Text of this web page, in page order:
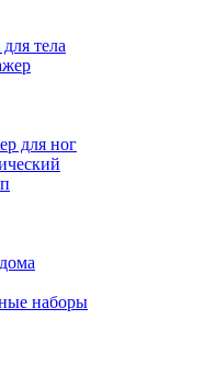
тела
для ног
наборы